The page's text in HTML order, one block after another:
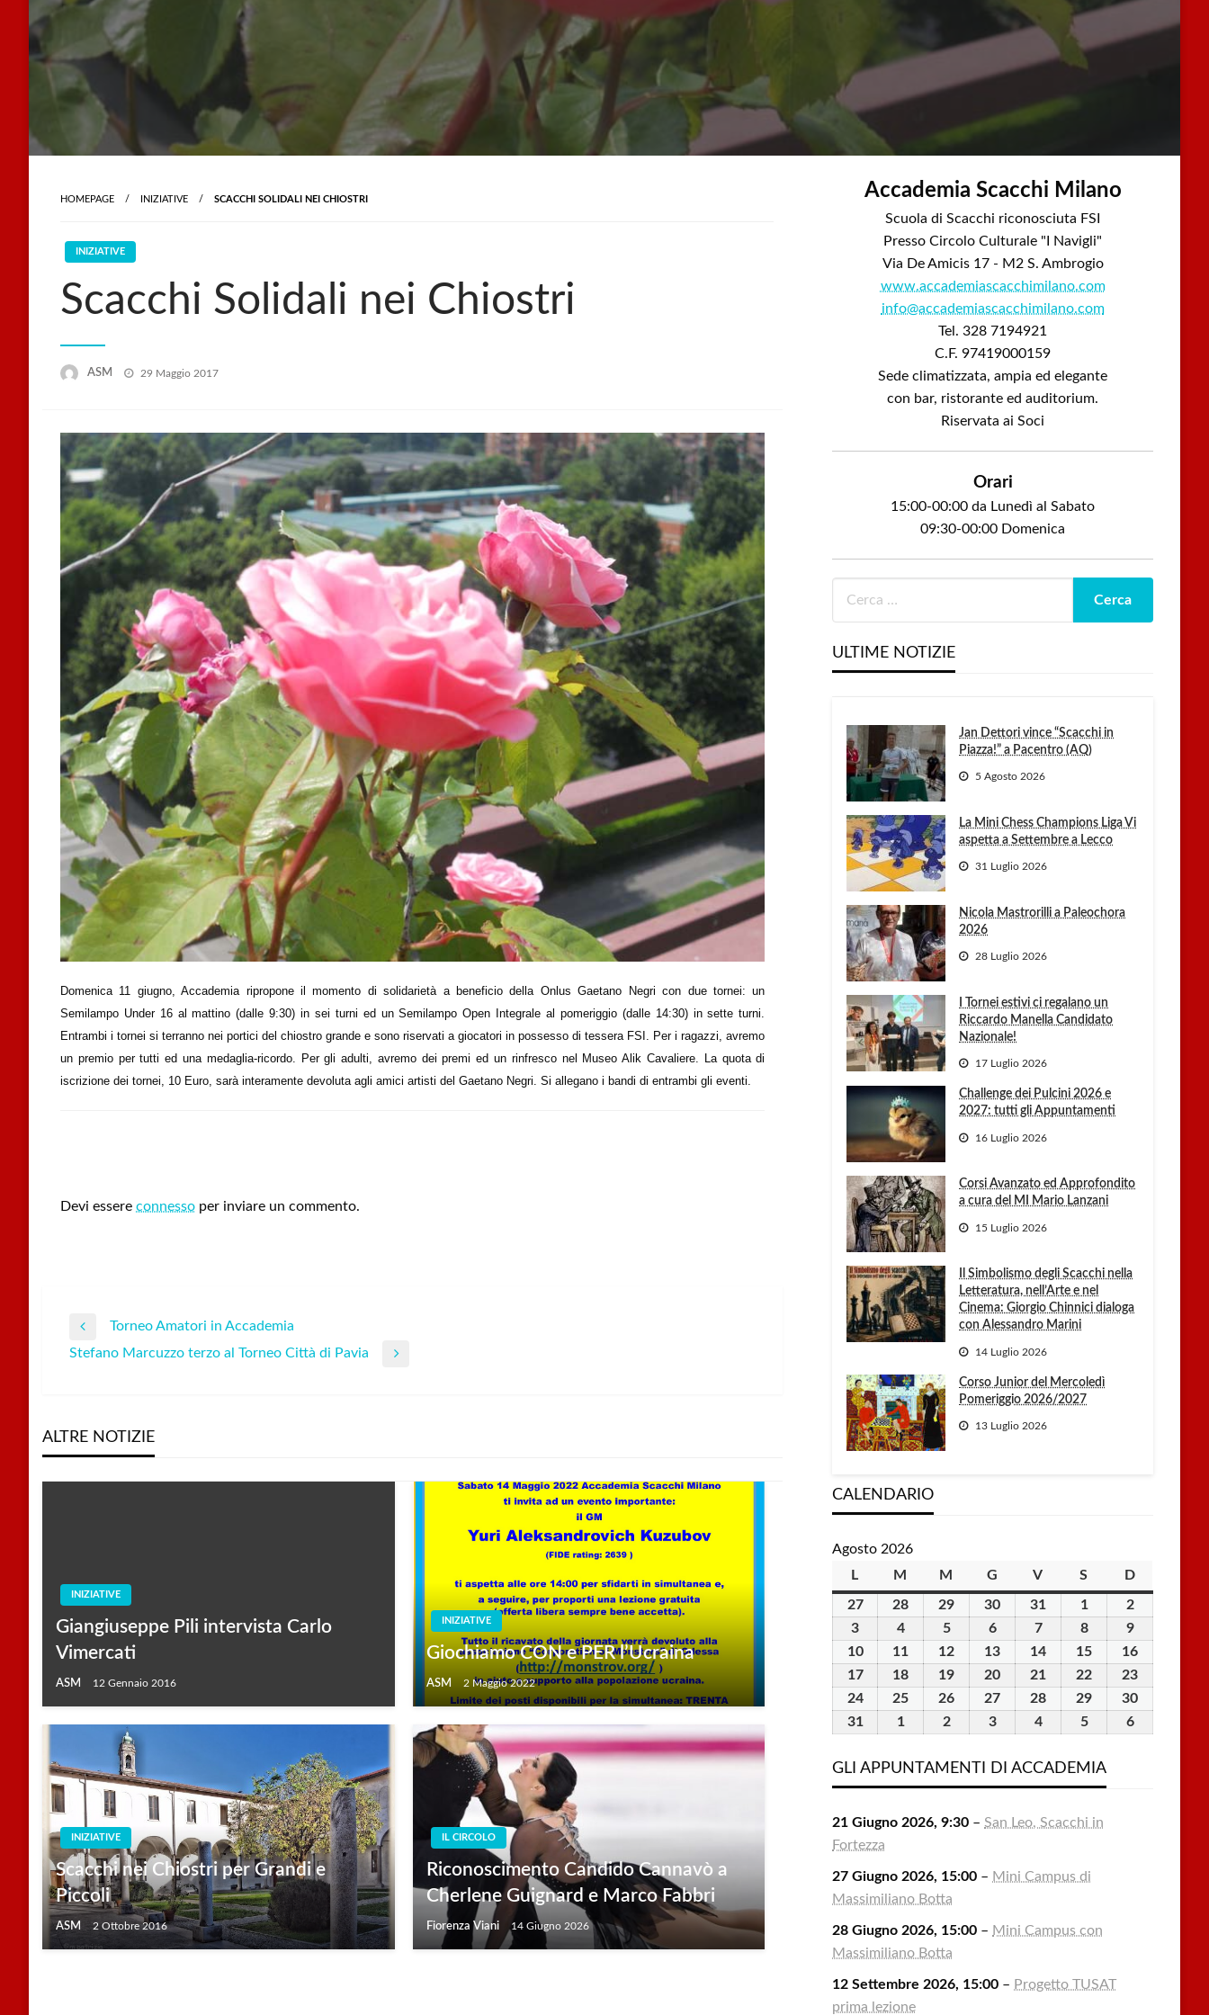
HOMEPAGE INIZIATIVE SCACCHI SOLIDALI NEI CHIOSTRI
INIZIATIVE
Scacchi Solidali nei Chiostri
ASM
Posted
29 Maggio 2017
Domenica 11 giugno, Accademia ripropone il momento di solidarietà a beneficio della Onlus Gaetano Negri con due tornei: un
Semilampo Under 16 al mattino (dalle 9:30) in sei turni ed un Semilampo Open Integrale al pomeriggio (dalle 14:30) in sette turni.
Entrambi i tornei si terranno nei portici del chiostro grande e sono riservati a giocatori in possesso di tessera FSI. Per i ragazzi, avremo
un premio per tutti ed una medaglia-ricordo. Per gli adulti, avremo dei premi ed un rinfresco nel Museo Alik Cavaliere. La quota di
iscrizione dei tornei, 10 Euro, sarà interamente devoluta agli amici artisti del Gaetano Negri. Si allegano i bandi di entrambi gli eventi.
Devi essere connesso per inviare un commento.
Navigazione
Post
Torneo Amatori in Accademia
Stefano Marcuzzo terzo al Torneo Città di Pavia
ALTRE NOTIZIE
INIZIATIVE
Giangiuseppe Pili intervista Carlo
Vimercati
ASM 12 Gennaio 2016
INIZIATIVE
Giochiamo CON e PER l’Ucraina
ASM 2 Maggio 2022
INIZIATIVE
Scacchi nei Chiostri per Grandi e
Piccoli
ASM 2 Ottobre 2016
IL CIRCOLO
Riconoscimento Candido Cannavò a
Cherlene Guignard e Marco Fabbri
Fiorenza Viani 14 Giugno 2026
Accademia Scacchi Milano
Scuola di Scacchi riconosciuta FSI
Presso Circolo Culturale "I Navigli"
Via De Amicis 17 - M2 S. Ambrogio
www.accademiascacchimilano.com
info@accademiascacchimilano.com
Tel. 328 7194921
C.F. 97419000159
Sede climatizzata, ampia ed elegante
con bar, ristorante ed auditorium.
Riservata ai Soci
Orari
15:00-00:00 da Lunedì al Sabato
09:30-00:00 Domenica
ULTIME NOTIZIE
Jan Dettori vince “Scacchi in
Piazza!” a Pacentro (AQ)
5 Agosto 2026
La Mini Chess Champions Liga Vi
aspetta a Settembre a Lecco
31 Luglio 2026
Nicola Mastrorilli a Paleochora
2026
28 Luglio 2026
I Tornei estivi ci regalano un
Riccardo Manella Candidato
Nazionale!
17 Luglio 2026
Challenge dei Pulcini 2026 e
2027: tutti gli Appuntamenti
16 Luglio 2026
Corsi Avanzato ed Approfondito
a cura del MI Mario Lanzani
15 Luglio 2026
Il Simbolismo degli Scacchi nella
Letteratura, nell’Arte e nel
Cinema: Giorgio Chinnici dialoga
con Alessandro Marini
14 Luglio 2026
Corso Junior del Mercoledì
Pomeriggio 2026/2027
13 Luglio 2026
CALENDARIO
Agosto 2026
L lunedìM martedì
M mercoledì
G giovedì
V venerdì
S sabatoDdomenica
2727
Luglio
2026
28
Luglio
2026
29
Luglio
2026
30
Luglio
2026
31
Luglio
2026
11
Agosto
2026
22
Agosto
2026
3
Agosto
2026
44
Agosto
2026
55
Agosto
2026
66
Agosto
2026
77
Agosto
2026
88
Agosto
2026
99
Agosto
2026
1010
Agosto
2026
11
Agosto
2026
12
Agosto
2026
13
Agosto
2026
14
Agosto
2026
15
Agosto
2026
16
1717
Agosto
18
Agosto
19
Agosto
20
Agosto
21
Agosto
22
Agosto
23
2424
Agosto
25
Agosto
26
Agosto
27
Agosto
28
Agosto
29
Agosto
30
3131
2026
11
2026
22
2026
33
2026
44
2026
55
2026
66
GLI APPUNTAMENTI DI ACCADEMIA
21 Giugno 2026, 9:30 –San Leo, Scacchi in
Fortezza
27 Giugno 2026, 15:00 – Mini Campus di
Massimiliano Botta
28 Giugno 2026, 15:00 – Mini Campus con
Massimiliano Botta
12 Settembre 2026, 15:00 – Progetto TUSAT
prima lezione